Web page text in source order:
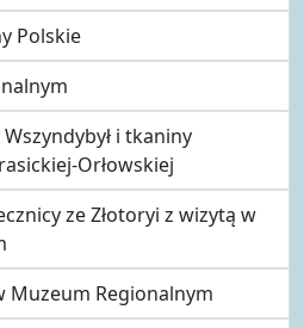
Polskie
i tkaniny
Orłowskiej
ze Złotoryi z wizytą w
Muzeum Regionalnym